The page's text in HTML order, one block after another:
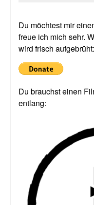
Du möchtest mir
freue ich mich sehr.
wird frisch aufgebrüht:
Du brauchst einen
entlang: